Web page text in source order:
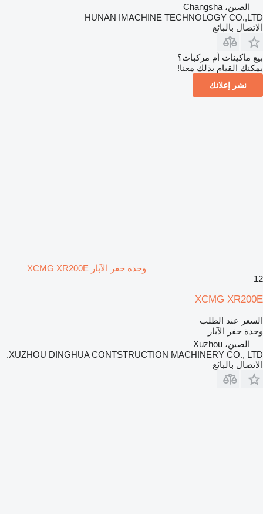
الصين، Changsha
HUNAN IMACHINE TECHNOLOGY CO.,LTD
الاتصال بالبائع
بيع ماكينات أم مركبات؟
يمكنك القيام بذلك معنا!
نشر إعلانك
وحدة حفر الآبار XCMG XR200E
12
XCMG XR200E
السعر عند الطلب
وحدة حفر الآبار
الصين، Xuzhou
XUZHOU DINGHUA CONTSTRUCTION MACHINERY CO., LTD.
الاتصال بالبائع